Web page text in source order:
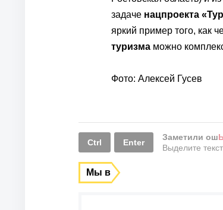
задаче нацпроекта
яркий пример того, как
туризма можно
Фото: Алексей Гусев
Ctrl Enter
Заметили ош
Выделите
Мы в